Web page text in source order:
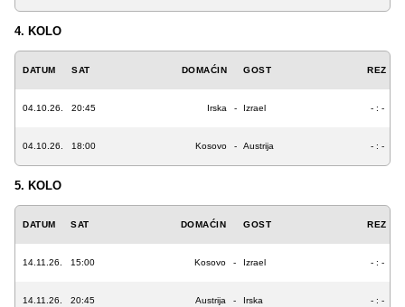
4. KOLO
DATUM SAT DOMAĆIN GOST REZ
04.10.26. 20:45 Irska - Izrael - : -
04.10.26. 18:00 Kosovo - Austrija - : -
5. KOLO
DATUM SAT DOMAĆIN GOST REZ
14.11.26. 15:00 Kosovo - Izrael - : -
14.11.26. 20:45 Austrija - Irska - : -